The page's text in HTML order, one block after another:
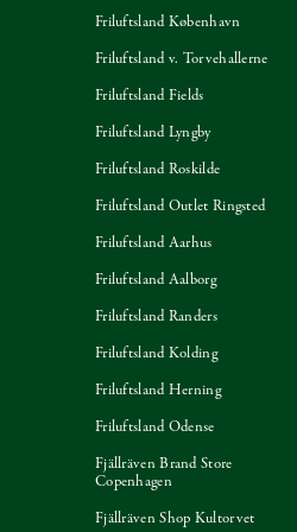
Friluftsland København
Friluftsland v. Torvehallerne
Friluftsland Fields
Friluftsland Lyngby
Friluftsland Roskilde
Friluftsland Outlet Ringsted
Friluftsland Aarhus
Friluftsland Aalborg
Friluftsland Randers
Friluftsland Kolding
Friluftsland Herning
Friluftsland Odense
Fjällräven Brand Store
Copenhagen
Fjällräven Shop Kultorvet